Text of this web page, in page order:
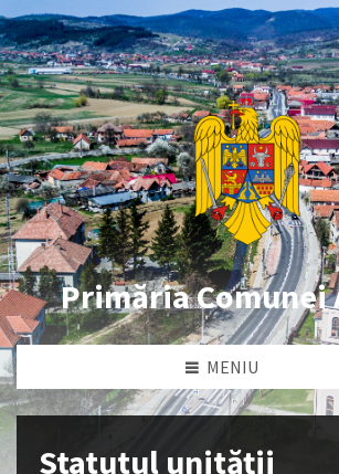
Primăria Comunei
MENIU
Statutul unității